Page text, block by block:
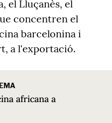
el Lluçanès, el
concentren el
barcelonina i
a l'exportació.
africana a